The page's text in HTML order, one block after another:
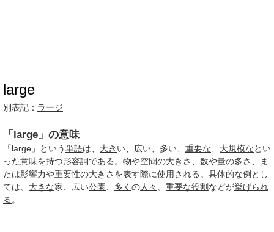
large
別表記： ラージ
「large」の意味
「large」という単語は、 大き い、広い、多い、 重要な 大規模なとい
った意味を持つ形容詞である。物や空間の大きさ 、数や量の多さ
、ま
たは影響力や重要性の大きさ を表す際に使用される 。 具体的な例 とし
ては、 大きな家、広い公園 多く の人々 重要な役割 などが挙げられ
る 。